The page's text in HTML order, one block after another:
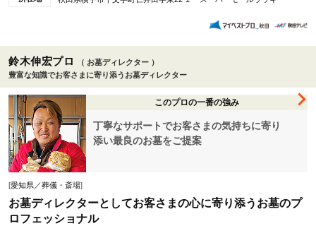
鈴木伸宏プロ
（ お墓ディレクター ）
豊富な知識でお客さまに寄り添うお墓ディレクター
このプロの一番の強み
丁寧なサポートでお客さまの気持ちに寄り
添い最良のお墓をご提案
[愛知県／葬儀・斎場]
お墓ディレクターとしてお客さまの心に寄り添うお墓のプ
ロフェッショナル